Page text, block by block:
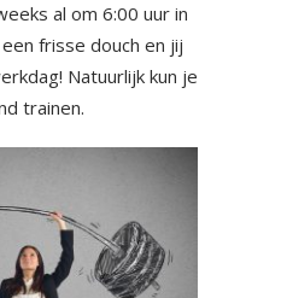
al om 6:00 uur in
frisse douch en jij
Natuurlijk kun je
trainen.